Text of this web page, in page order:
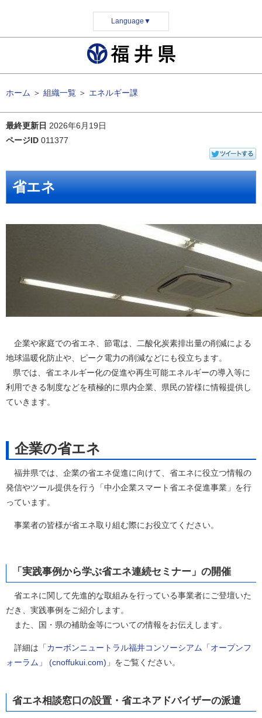
Language ▼
ホーム ＞ 組織一覧 ＞ エネルギー課
最終更新日 2026年6月19日
ページID 011377
省エネ
企業や家庭での省エネ、節電は、二酸化炭素排出量の削減による
地球温暖化防止や、ピーク電力の削減などにも役立ちます。
県では、省エネルギー化の促進や再生可能エネルギーの導入等に
利用できる制度などを積極的に県内企業、県民の皆様に情報提供し
ていきます。
企業の省エネ
福井県では、企業の省エネ促進に向けて、省エネに役立つ情報の
発信やツール提供を行う「中小企業スマート省エネ促進事業」を行
っています。
事業者の皆様が省エネ取り組む際にお役立てください。
「実践事例から学ぶ省エネ連続セミナー」の開催
省エネに関して先進的な取組みを行っている事業者にご登壇いた
だき、実践事例をご紹介します。
また、国・県の補助金等についての情報をお伝えします。
詳細は「カーボンニュートラル福井コンソーシアム「オープンフ
ォーラム」 (cnoffukui.com) 」をご覧ください。
省エネ相談窓口の設置・省エネアドバイザーの派遣